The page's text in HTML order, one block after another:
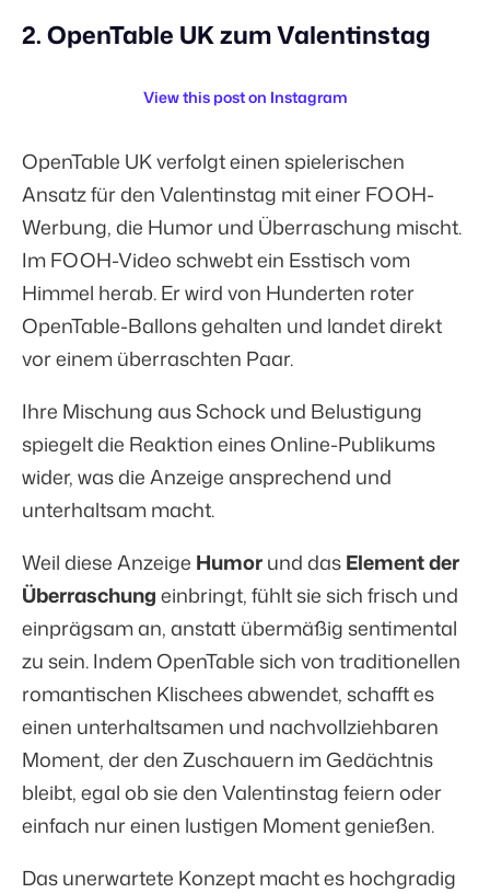
2. OpenTable UK zum Valentinstag
View this post on Instagram
OpenTable UK verfolgt einen spielerischen
Ansatz für den Valentinstag mit einer FOOH-
Werbung, die Humor und Überraschung mischt.
Im FOOH-Video schwebt ein Esstisch vom
Himmel herab. Er wird von Hunderten roter
OpenTable-Ballons gehalten und landet direkt
vor einem überraschten Paar.
Ihre Mischung aus Schock und Belustigung
spiegelt die Reaktion eines Online-Publikums
wider, was die Anzeige ansprechend und
unterhaltsam macht.
Weil diese Anzeige Humorund dasElement der
Überraschungeinbringt, fühlt sie sich frisch und
einprägsam an, anstatt übermäßig sentimental
zu sein. Indem OpenTable sich von traditionellen
romantischen Klischees abwendet, schafft es
einen unterhaltsamen und nachvollziehbaren
Moment, der den Zuschauern im Gedächtnis
bleibt, egal ob sie den Valentinstag feiern oder
einfach nur einen lustigen Moment genießen.
Das unerwartete Konzept macht es hochgradig